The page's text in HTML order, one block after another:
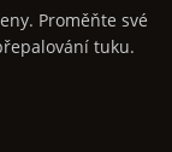
Proměňte své
tuku.